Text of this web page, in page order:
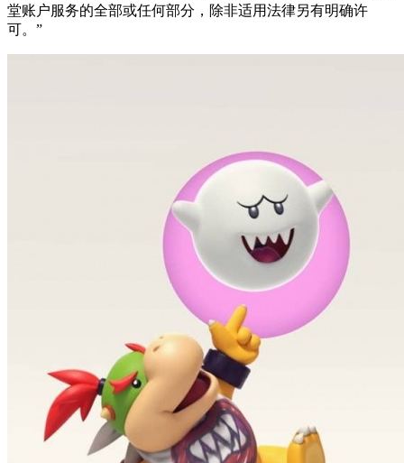
堂账户服务的全部或任何部分，除非适用法律另有明确许
可。”